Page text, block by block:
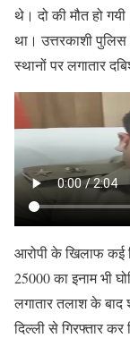
थे। दो की मौत हो
था। उत्तरकाशी
स्थानों पर लगातार
आरोपी के खिलाफ कई
25000 का इनाम भी
लगातार तलाश के
दिल्ली से गिरफ्तार कर